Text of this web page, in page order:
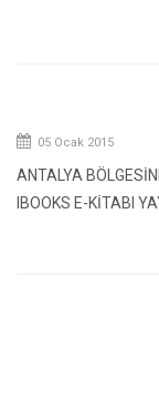
05 Ocak 2015
ANTALYA
IBOOKS E-KİTABI